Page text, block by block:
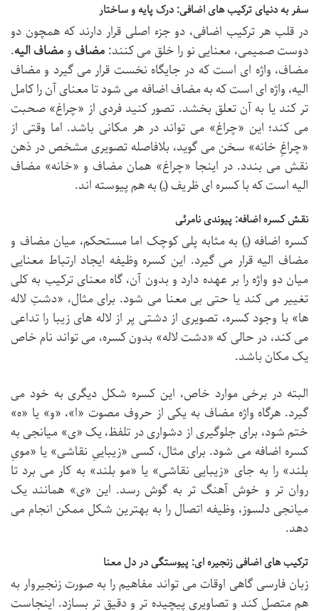
سفر به دنیای ترکیب های اضافی: درک پایه و ساختار
در قلب هر ترکیب اضافی، دو جزء اصلی قرار دارند که همچون دو
دوست صمیمی، معنایی نو را خلق می کنند: مضافو مضاف الیه.
مضاف، واژه ای است که در جایگاه نخست قرار می گیرد و مضاف
الیه، واژه ای است که به مضاف اضافه می شود تا معنای آن را کامل
تر کند یا به آن تعلق بخشد. تصور کنید فردی از «چراغ» صحبت
می کند؛ این «چراغ» می تواند در هر مکانی باشد. اما وقتی از
«چراغِ خانه» سخن می گوید، بلافاصله تصویری مشخص در ذهن
نقش می بندد. در اینجا «چراغ» همان مضاف و «خانه» مضاف
الیه است که با کسره ای ظریف (ـِ) به هم پیوسته اند.
نقش کسره اضافه: پیوندی نامرئی
کسره اضافه (ـِ) به مثابه پلی کوچک اما مستحکم، میان مضاف و
مضاف الیه قرار می گیرد. این کسره وظیفه ایجاد ارتباط معنایی
میان دو واژه را بر عهده دارد و بدون آن، گاه معنای ترکیب به کلی
تغییر می کند یا حتی بی معنا می شود. برای مثال، «دشتِ لاله
ها» با وجود کسره، تصویری از دشتی پر از لاله های زیبا را تداعی
می کند، در حالی که «دشت لاله» بدون کسره، می تواند نام خاص
یک مکان باشد.
البته در برخی موارد خاص، این کسره شکل دیگری به خود می
گیرد. هرگاه واژه مضاف به یکی از حروف مصوت «ا»، «و» یا «ه»
ختم شود، برای جلوگیری از دشواری در تلفظ، یک «ی» میانجی به
کسره اضافه می شود. برای مثال، کسی «زیباییِ نقاشی» یا «مویِ
بلند» را به جای «زیبایی نقاشی» یا «مو بلند» به کار می برد تا
روان تر و خوش آهنگ تر به گوش رسد. این «ی» همانند یک
میانجی دلسوز، وظیفه اتصال را به بهترین شکل ممکن انجام می
دهد.
ترکیب های اضافی زنجیره ای: پیوستگی در دل معنا
زبان فارسی گاهی اوقات می تواند مفاهیم را به صورت زنجیروار به
هم متصل کند و تصاویری پیچیده تر و دقیق تر بسازد. اینجاست